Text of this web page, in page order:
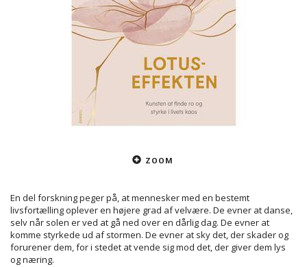
ZOOM
En del forskning peger på, at mennesker med en bestemt
livsfortælling oplever en højere grad af velvære. De evner at danse,
selv når solen er ved at gå ned over en dårlig dag. De evner at
komme styrkede ud af stormen. De evner at sky det, der skader og
forurener dem, for i stedet at vende sig mod det, der giver dem lys
og næring.